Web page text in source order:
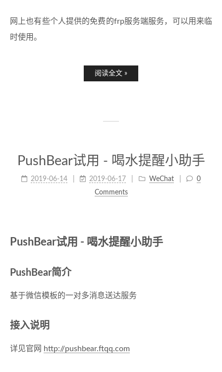
网上也有些个人提供的免费的frp服务端服务，可以用来临
时使用。
阅读全文 »
PushBear试用 - 喝水提醒小助手
2019-06-14 2019-06-17 WeChat
0
Comments
PushBear试用 - 喝水提醒小助手
PushBear简介
基于微信模板的一对多消息送达服务
接入说明
详见官网 http://pushbear.ftqq.com